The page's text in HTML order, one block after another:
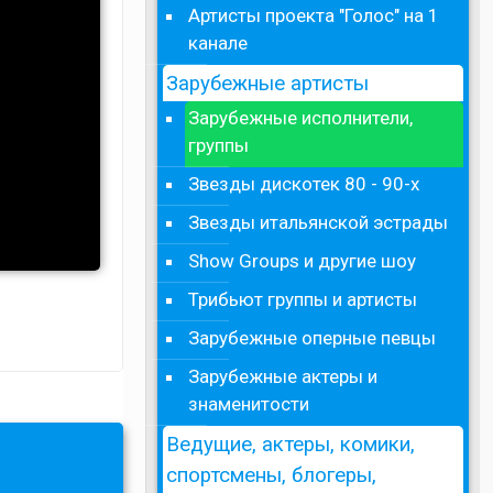
Артисты проекта "Голос" на 1
канале
Зарубежные артисты
Зарубежные исполнители,
группы
Звезды дискотек 80 - 90-х
Звезды итальянской эстрады
Show Groups и другие шоу
Трибьют группы и артисты
Зарубежные оперные певцы
Зарубежные актеры и
знаменитости
Ведущие, актеры, комики,
спортсмены, блогеры,